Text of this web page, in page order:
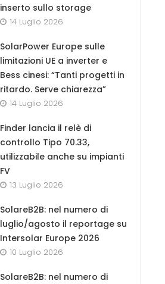
inserto sullo storage
14 Luglio 2026
SolarPower Europe sulle
limitazioni UE a inverter e
Bess cinesi: “Tanti progetti in
ritardo. Serve chiarezza”
14 Luglio 2026
Finder lancia il relè di
controllo Tipo 70.33,
utilizzabile anche su impianti
FV
13 Luglio 2026
SolareB2B: nel numero di
luglio/agosto il reportage su
Intersolar Europe 2026
10 Luglio 2026
SolareB2B: nel numero di